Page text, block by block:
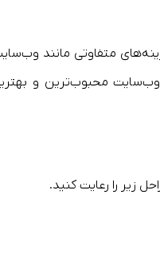
متفاوتی مانند
وب‌سایت محبوب‌ترین و
زیر را رعایت کنید.